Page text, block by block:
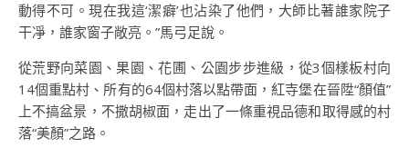
動得不可。現在我這‘潔癖’也沾染了他們，大師比著誰家院子
干凈，誰家窗子敞亮。”馬弓足說。
從荒野向菜園、果園、花圃、公園步步進級，從3個樣板村向
14個重點村、所有的64個村落以點帶面，紅寺堡在晉陞“顏值”
上不搞盆景，不撒胡椒面，走出了一條重視品德和取得感的村
落“美顏”之路。